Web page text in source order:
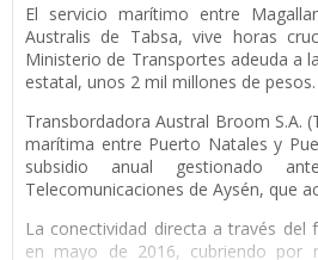
El servicio marítimo entre
Australis de Tabsa, vive horas
Ministerio de Transportes adeuda a
estatal, unos 2 mil millones de pesos.
Transbordadora Austral Broom S.A.
marítima entre Puerto Natales y
subsidio anual gestionado
Telecomunicaciones de Aysén, que
La conectividad directa a través del
en mayo de 2016, cubriendo por